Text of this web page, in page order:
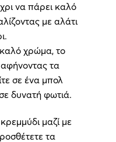
να πάρει καλό
με αλάτι
χρώμα, το
τα
σε ένα μπολ
δυνατή φωτιά.
μαζί με
τα